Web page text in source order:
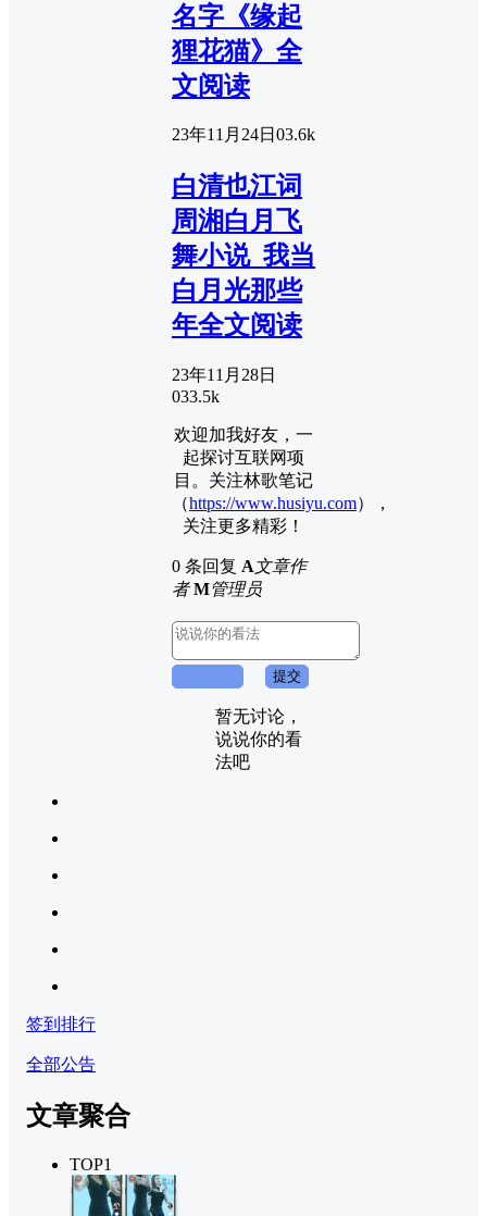
名字《缘起
狸花猫》全
文阅读
23年11月24日 03.6k
白清也江词
周湘白月飞
舞小说_我当
白月光那些
年全文阅读
23年11月28日
033.5k
欢迎加我好友，一
起探讨互联网项
目。关注林歌笔记
（https://www.husiyu.com），
关注更多精彩！
0 条回复 A文章作
者 M管理员
提交
暂无讨论，
说说你的看
法吧
签到排行
全部公告
文章聚合
TOP1